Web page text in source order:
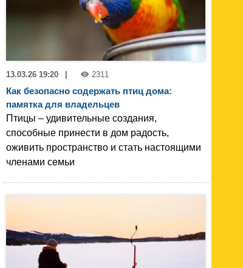
13.03.26 19:20 2311
Как безопасно содержать птиц дома:
памятка для владельцев
Птицы – удивительные создания,
способные принести в дом радость,
оживить пространство и стать настоящими
членами семьи